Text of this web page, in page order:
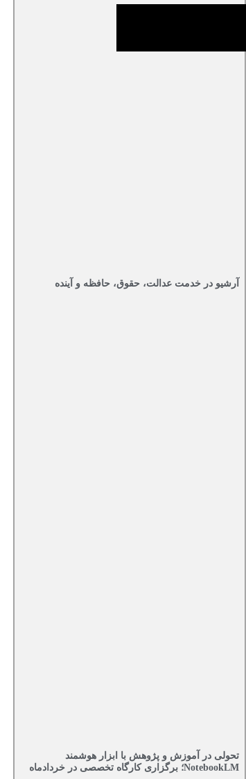
آرشیو در خدمت عدالت، حقوق، حافظه و آینده‌
تحولی در آموزش و پژوهش با ابزار هوشمند
NotebookLM؛ برگزاری کارگاه تخصصی در خردادماه